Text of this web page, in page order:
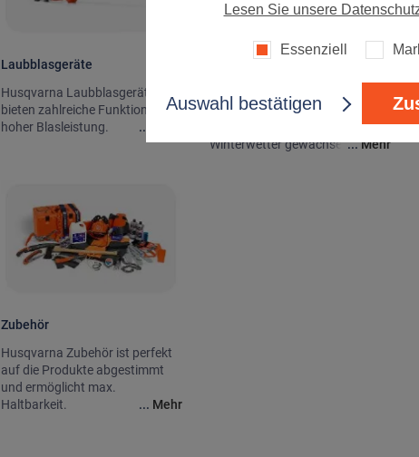
Laubblasgeräte
Husqvarna Laubblasgeräte
bieten zahlreiche Funktionen bei
hoher Blasleistung.
...
Schneefräsen
dank vielfältigen Funktionen
Winterwetter gewachsen....Mehr
Zubehör
Husqvarna Zubehör ist perfekt
auf die Produkte abgestimmt
und ermöglicht max.
Haltbarkeit.
... Mehr
Lesen Sie unsere
Essenziell
Auswahl bestätigen